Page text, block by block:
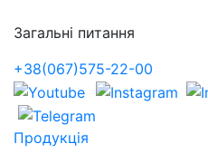
Загальні питання
+38(067)575-22-00
Продукція